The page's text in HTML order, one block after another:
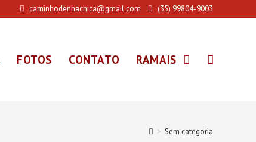
caminhodenhachica@gmail.com (35) 99804-9003
FOTOS CONTATO RAMAIS
> Sem categoria